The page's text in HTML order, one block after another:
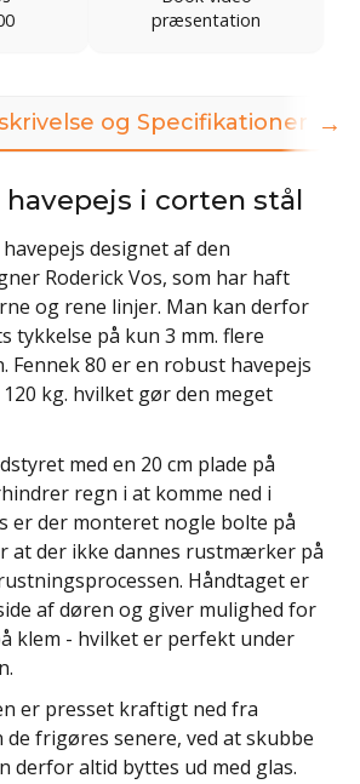
præsentation
og Specifikationer
havepejs i corten stål
designet af den
Roderick Vos, som har haft
og rene linjer. Man kan derfor
tykkelse på kun 3 mm. flere
Fennek 80 er en robust havepejs
kg. hvilket gør den meget
med en 20 cm plade på
regn i at komme ned i
er der monteret nogle bolte på
at der ikke dannes rustmærker på
Håndtaget er
af døren og giver mulighed for
klem - hvilket er perfekt under
er presset kraftigt ned fra
frigøres senere, ved at skubbe
derfor altid byttes ud med glas.
→